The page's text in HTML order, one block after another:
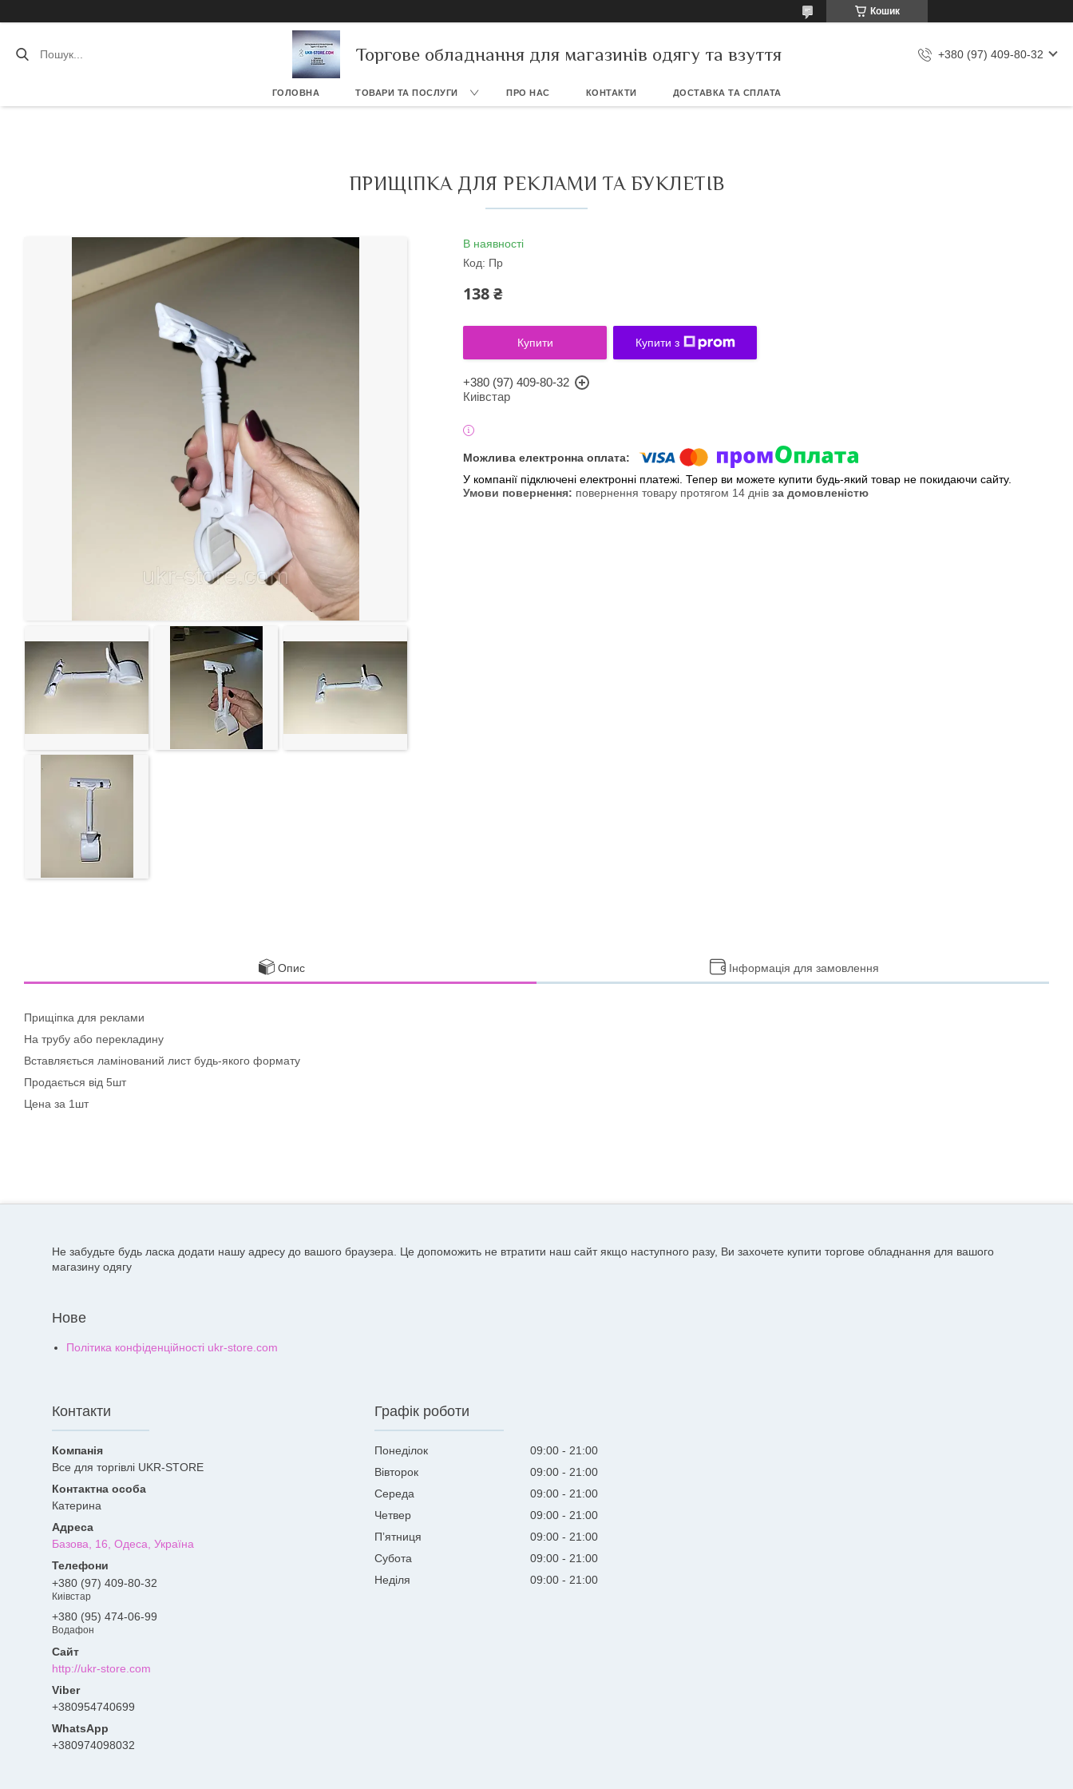
Кошик
Торгове обладнання для магазинів одягу та взуття +380 (97) 409-80-32
ГОЛОВНА ТОВАРИ ТА ПОСЛУГИ ПРО НАС КОНТАКТИ ДОСТАВКА ТА СПЛАТА
ПРИЩІПКА ДЛЯ РЕКЛАМИ ТА БУКЛЕТІВ
В наявності
Код: Пр
138 ₴
Купити Купити з
+380 (97) 409-80-32
Киівстар
У компанії підключені електронні платежі. Тепер ви можете купити будь-який товар не покидаючи сайту.
повернення товару протягом 14 днів за домовленістю
Опис Інформація для замовлення
Прищіпка для реклами
На трубу або перекладину
Вставляється ламінований лист будь-якого формату
Продається від 5шт
Цена за 1шт
Не забудьте будь ласка додати нашу адресу до вашого браузера. Це допоможить не втратити наш сайт якщо наступного разу, Ви захочете купити торгове обладнання для вашого
магазину одягу
Нове
Політика конфіденційності ukr-store.com
Контакти
Все для торгівлі UKR-STORE
Катерина
Базова, 16, Одеса, Україна
+380 (97) 409-80-32
Киівстар
+380 (95) 474-06-99
Водафон
http://ukr-store.com
+380954740699
+380974098032
Графік роботи
Понеділок 09:00
21:00
Вівторок
09:00
21:00
Середа
09:00
21:00
Четвер
09:00
21:00
Пʼятниця
09:00
21:00
Субота
09:00
21:00
Неділя
09:00 21:00